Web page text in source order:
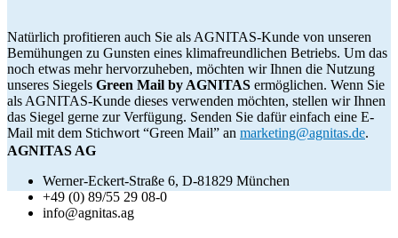
Natürlich profitieren auch Sie als AGNITAS-Kunde von unseren
Bemühungen zu Gunsten eines klimafreundlichen Betriebs. Um das
noch etwas mehr hervorzuheben, möchten wir Ihnen die Nutzung
unseres Siegels Green Mail by AGNITAS ermöglichen. Wenn Sie
als AGNITAS-Kunde dieses verwenden möchten, stellen wir Ihnen
das Siegel gerne zur Verfügung. Senden Sie dafür einfach eine E-
Mail mit dem Stichwort “Green Mail” an marketing@agnitas.de.
AGNITAS AG
Werner-Eckert-Straße 6, D-81829 München
+49 (0) 89/55 29 08-0
info@agnitas.ag